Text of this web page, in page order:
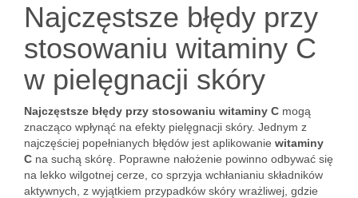
Najczęstsze błędy przy
stosowaniu witaminy C
w pielęgnacji skóry
Najczęstsze błędy przy stosowaniu witaminy C mogą
znacząco wpłynąć na efekty pielęgnacji skóry. Jednym z
najczęściej popełnianych błędów jest aplikowanie witaminy
C na suchą skórę. Poprawne nałożenie powinno odbywać się
na lekko wilgotnej cerze, co sprzyja wchłanianiu składników
aktywnych, z wyjątkiem przypadków skóry wrażliwej, gdzie